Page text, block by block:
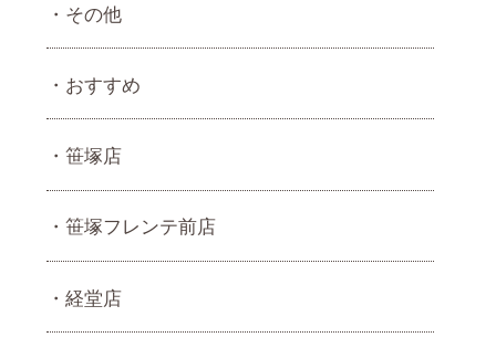
その他
おすすめ
笹塚店
笹塚フレンテ前店
経堂店